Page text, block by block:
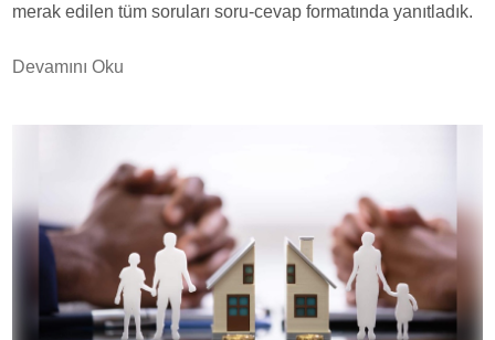
merak edilen tüm soruları soru-cevap formatında yanıtladık.
Devamını Oku